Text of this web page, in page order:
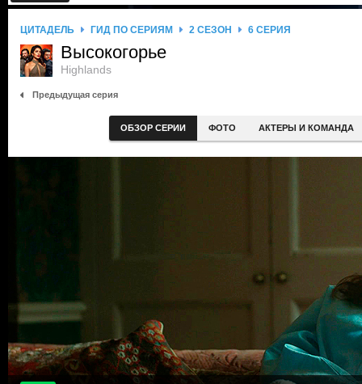
ЦИТАДЕЛЬ ГИД ПО СЕРИЯМ 2 СЕЗОН 6 СЕРИЯ
Высокогорье
Highlands
Предыдущая серия
ОБЗОР СЕРИИ ФОТО АКТЕРЫ И КОМАНДА